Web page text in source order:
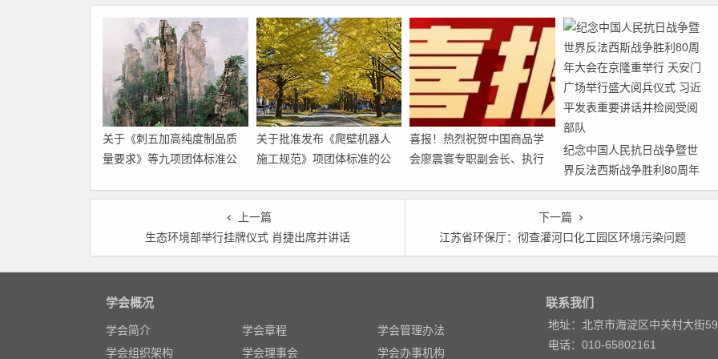
关于《刺五加高纯度制品质
量要求》等九项团体标准公
关于批准发布《爬壁机器人
施工规范》项团体标准的公
喜报！热烈祝贺中国商品学
会廖震寰专职副会长、执行
纪念中国人民抗日战争暨世
界反法西斯战争胜利80周年
大会在京隆重举行 天安门广
场举行盛大阅兵仪式 习近平
发表重要讲话并检阅受阅部
上一篇
生态环境部举行挂牌仪式 肖捷出席并讲话
下一篇
江苏省环保厅：彻查灌河口化工园区环境污染问题
学会概况
学会简介 学会章程
学会管理办法
学会组织架构
学会理事会 学会办事机构
联系我们
地址：北京市海淀区中关村大街
电话：010-65802161